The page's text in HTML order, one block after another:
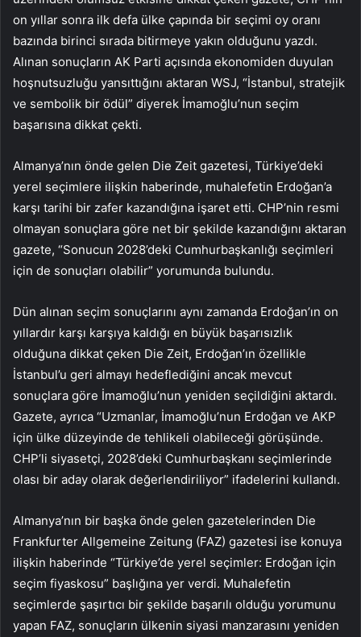
on yıllar sonra ilk defa ülke çapında bir seçimi oy oranı
bazında birinci sırada bitirmeye yakın olduğunu yazdı.
Alınan sonuçların AK Parti açısında ekonomiden duyulan
hoşnutsuzluğu yansıttığını aktaran WSJ, “İstanbul, stratejik
ve sembolik bir ödül” diyerek İmamoğlu’nun seçim
başarısına dikkat çekti.
Almanya’nın önde gelen Die Zeit gazetesi, Türkiye’deki
yerel seçimlere ilişkin haberinde, muhalefetin Erdoğan’a
karşı tarihi bir zafer kazandığına işaret etti. CHP’nin resmi
olmayan sonuçlara göre net bir şekilde kazandığını aktaran
gazete, “Sonucun 2028’deki Cumhurbaşkanlığı seçimleri
için de sonuçları olabilir” yorumunda bulundu.
Dün alınan seçim sonuçlarını aynı zamanda Erdoğan’ın on
yıllardır karşı karşıya kaldığı en büyük başarısızlık
olduğuna dikkat çeken Die Zeit, Erdoğan’ın özellikle
İstanbul’u geri almayı hedeflediğini ancak mevcut
sonuçlara göre İmamoğlu’nun yeniden seçildiğini aktardı.
Gazete, ayrıca “Uzmanlar, İmamoğlu’nun Erdoğan ve AKP
için ülke düzeyinde de tehlikeli olabileceği görüşünde.
CHP’li siyasetçi, 2028’deki Cumhurbaşkanı seçimlerinde
olası bir aday olarak değerlendiriliyor” ifadelerini kullandı.
Almanya’nın bir başka önde gelen gazetelerinden Die
Frankfurter Allgemeine Zeitung (FAZ) gazetesi ise konuya
ilişkin haberinde “Türkiye’de yerel seçimler: Erdoğan için
seçim fiyaskosu” başlığına yer verdi. Muhalefetin
seçimlerde şaşırtıcı bir şekilde başarılı olduğu yorumunu
yapan FAZ, sonuçların ülkenin siyasi manzarasını yeniden